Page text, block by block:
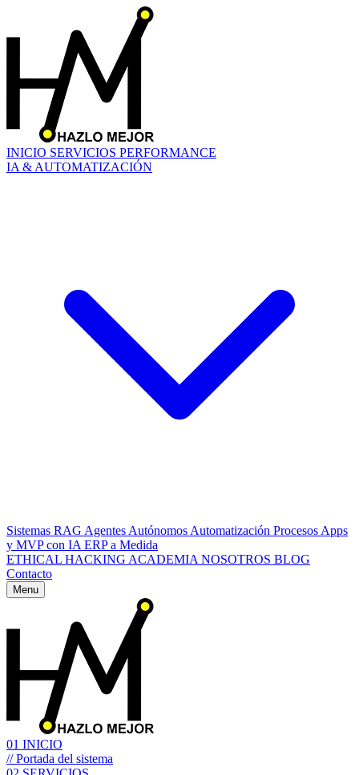
INICIO SERVICIOS PERFORMANCE
IA & AUTOMATIZACIÓN
Sistemas RAG Agentes Autónomos Automatización Procesos Apps
y MVP con IA ERP a Medida
ETHICAL HACKING ACADEMIA NOSOTROS BLOG
Contacto
Menu
01 INICIO
// Portada del sistema